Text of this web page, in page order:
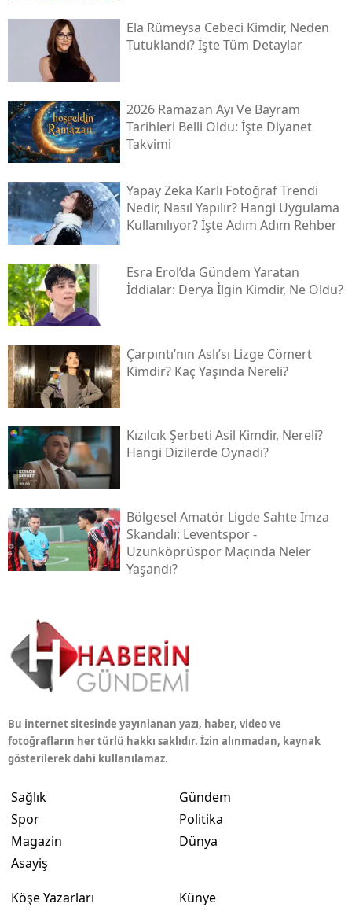
Ela Rümeysa Cebeci Kimdir, Neden
Tutuklandı? İşte Tüm Detaylar
2026 Ramazan Ayı Ve Bayram
Tarihleri Belli Oldu: İşte Diyanet
Takvimi
Yapay Zeka Karlı Fotoğraf Trendi
Nedir, Nasıl Yapılır? Hangi Uygulama
Kullanılıyor? İşte Adım Adım Rehber
Esra Erol’da Gündem Yaratan
İddialar: Derya İlgin Kimdir, Ne Oldu?
Çarpıntı’nın Aslı’sı Lizge Cömert
Kimdir? Kaç Yaşında Nereli?
Kızılcık Şerbeti Asil Kimdir, Nereli?
Hangi Dizilerde Oynadı?
Bölgesel Amatör Ligde Sahte Imza
Skandalı: Leventspor -
Uzunköprüspor Maçında Neler
Yaşandı?
Bu internet sitesinde yayınlanan yazı, haber, video ve
fotoğrafların her türlü hakkı saklıdır. İzin alınmadan, kaynak
gösterilerek dahi kullanılamaz.
Sağlık
Spor
Magazin
Asayiş
Gündem
Politika
Dünya
Köşe Yazarları
Künye